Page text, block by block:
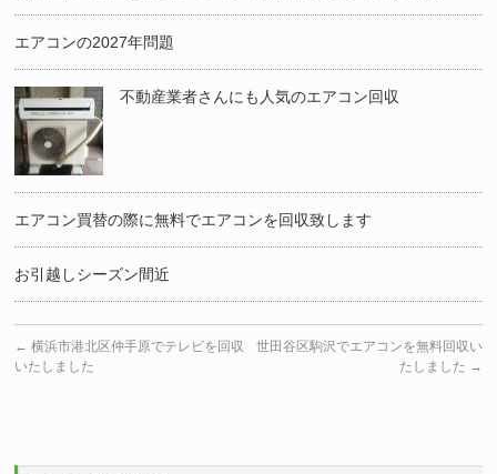
エアコンの2027年問題
不動産業者さんにも人気のエアコン回収
エアコン買替の際に無料でエアコンを回収致します
お引越しシーズン間近
← 横浜市港北区仲手原でテレビを回収
いたしました
世田谷区駒沢でエアコンを無料回収い
たしました →